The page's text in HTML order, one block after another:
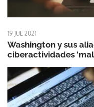
19 JUL 2021
Washington y sus
ciberactividades